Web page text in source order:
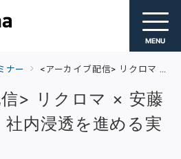
MENU
ナー <アーカイブ配信> リクロマ × 安藤光展セミナー｜社内浸透を進める実践法
> リクロマ × 安藤
内浸透を進める実